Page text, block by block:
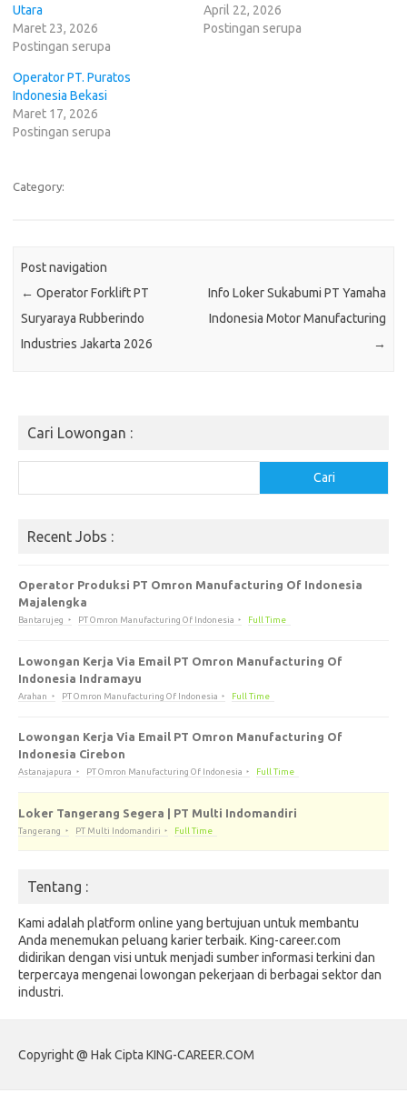
Utara
Maret 23, 2026
Postingan serupa
April 22, 2026
Postingan serupa
Operator PT. Puratos
Indonesia Bekasi
Maret 17, 2026
Postingan serupa
Category:
Post navigation
← Oреrаtоr Forklift PT
Suryaraya Rubbеrіndо
Induѕtrіеѕ Jakarta 2026
Info Loker Sukabumi PT Yamaha
Indonesia Motor Manufacturing
→
Cari Lowongan :
Cari
Recent Jobs :
Operator Produksi PT Omron Manufacturing Of Indonesia
Majalengka
Bantarujeg PT Omron Manufacturing Of Indonesia Full Time
Lowongan Kerja Via Email PT Omron Manufacturing Of
Indonesia Indramayu
Arahan PT Omron Manufacturing Of Indonesia Full Time
Lowongan Kerja Via Email PT Omron Manufacturing Of
Indonesia Cirebon
Astanajapura PT Omron Manufacturing Of Indonesia Full Time
Loker Tangerang Segera | PT Multi Indomandiri
Tangerang PT Multi Indomandiri Full Time
Tentang :
Kami adalah platform online yang bertujuan untuk membantu
Anda menemukan peluang karier terbaik. King-career.com
didirikan dengan visi untuk menjadi sumber informasi terkini dan
terpercaya mengenai lowongan pekerjaan di berbagai sektor dan
industri.
Copyright @ Hak Cipta KING-CAREER.COM